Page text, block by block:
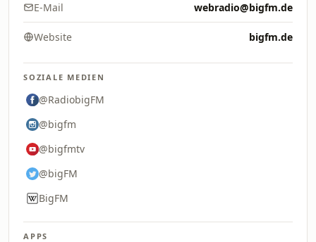
E-Mail webradio@bigfm.de
Website bigfm.de
SOZIALE MEDIEN
@RadiobigFM
@bigfm
@bigfmtv
@bigFM
BigFM
APPS